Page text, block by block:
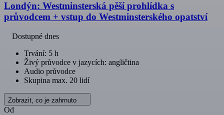
Londýn: Westminsterská pěší prohlídka s
průvodcem + vstup do Westminsterského opatství
Dostupné dnes
Trvání: 5 h
Živý průvodce v jazycích: angličtina
Audio průvodce
Skupina max. 20 lidí
Zobrazit, co je zahrnuto
Od